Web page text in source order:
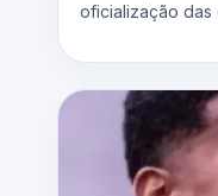
oficialização das